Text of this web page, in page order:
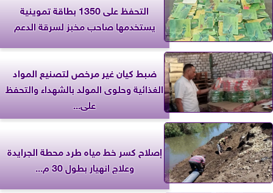
التحفظ على 1350 بطاقة تموينية
يستخدمها صاحب مخبز لسرقة الدعم
ضبط كيان غير مرخص لتصنيع المواد
الغذائية وحلوى المولد بالشهداء والتحفظ
على...
إصلاح كسر خط مياه طرد محطة الجرايدة
وعلاج انهيار بطول 30 م...